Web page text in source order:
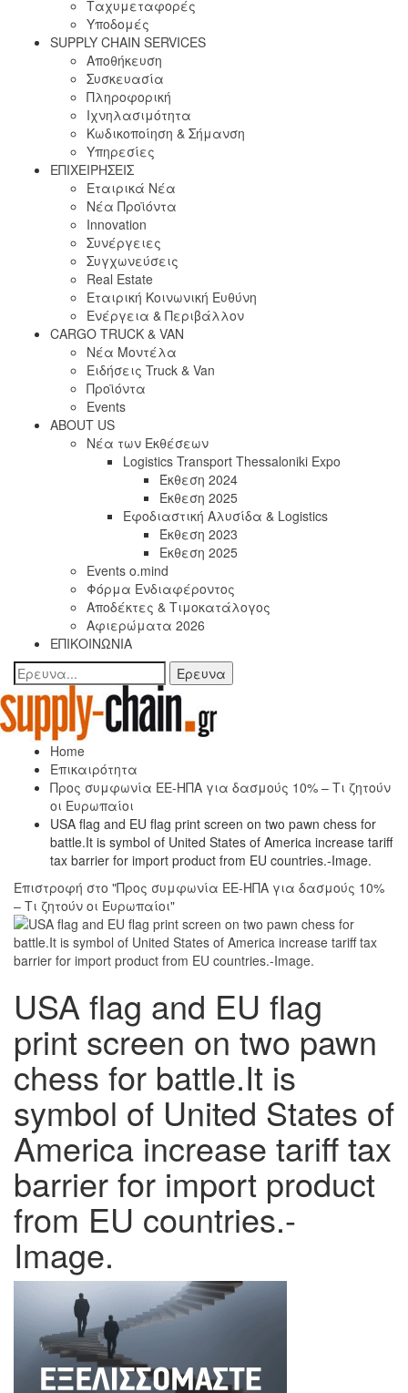
Ταχυμεταφορές
Υποδομές
SUPPLY CHAIN SERVICES
Αποθήκευση
Συσκευασία
Πληροφορική
Ιχνηλασιμότητα
Κωδικοποίηση & Σήμανση
Υπηρεσίες
ΕΠΙΧΕΙΡΗΣΕΙΣ
Εταιρικά Νέα
Νέα Προϊόντα
Innovation
Συνέργειες
Συγχωνεύσεις
Real Estate
Εταιρική Κοινωνική Ευθύνη
Ενέργεια & Περιβάλλον
CARGO TRUCK & VAN
Νέα Μοντέλα
Ειδήσεις Truck & Van
Προϊόντα
Events
ABOUT US
Νέα των Εκθέσεων
Logistics Transport Thessaloniki Expo
Έκθεση 2024
Έκθεση 2025
Εφοδιαστική Αλυσίδα & Logistics
Έκθεση 2023
Εκθεση 2025
Events o.mind
Φόρμα Ενδιαφέροντος
Αποδέκτες & Τιμοκατάλογος
Αφιερώματα 2026
ΕΠΙΚΟΙΝΩΝΙΑ
Home
Επικαιρότητα
Προς συμφωνία ΕΕ-ΗΠΑ για δασμούς 10% – Τι ζητούν
οι Ευρωπαίοι
USA flag and EU flag print screen on two pawn chess for
battle.It is symbol of United States of America increase tariff
tax barrier for import product from EU countries.-Image.
Επιστροφή στο "Προς συμφωνία ΕΕ-ΗΠΑ για δασμούς 10%
– Τι ζητούν οι Ευρωπαίοι"
USA flag and EU flag
print screen on two pawn
chess for battle.It is
symbol of United States of
America increase tariff tax
barrier for import product
from EU countries.-
Image.